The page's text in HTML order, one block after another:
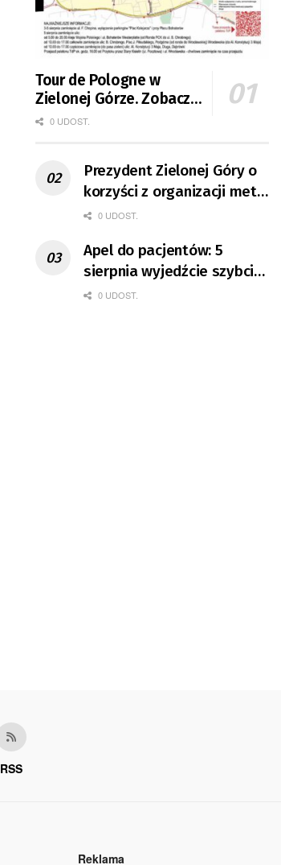
Tour de Pologne w
Zielonej Górze. Zobacz
zmiany w organizacji
0 UDOST.
Prezydent Zielonej Góry o
korzyści z organizacji mety
Tour de Pologne
0 UDOST.
Apel do pacjentów: 5
sierpnia wyjedźcie szybciej
z domów
0 UDOST.
RSS
Reklama